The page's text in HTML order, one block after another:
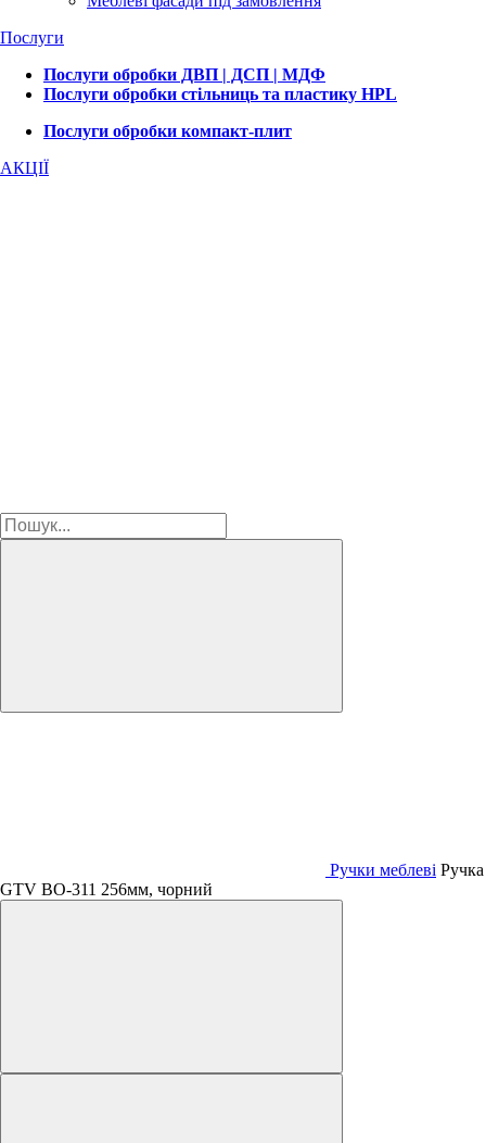
Послуги
Послуги обробки ДВП | ДСП | МДФ
Послуги обробки стільниць та пластику HPL
Послуги обробки компакт-плит
АКЦІЇ
Ручки меблеві Ручка
GTV ВО-311 256мм, чорний